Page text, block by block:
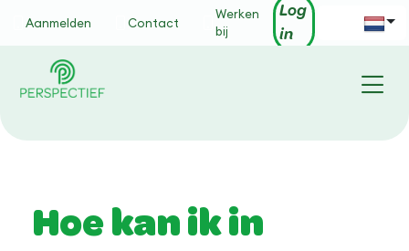
Aanmelden Contact
Werken
bij
Log
in
Hoe kan ik in